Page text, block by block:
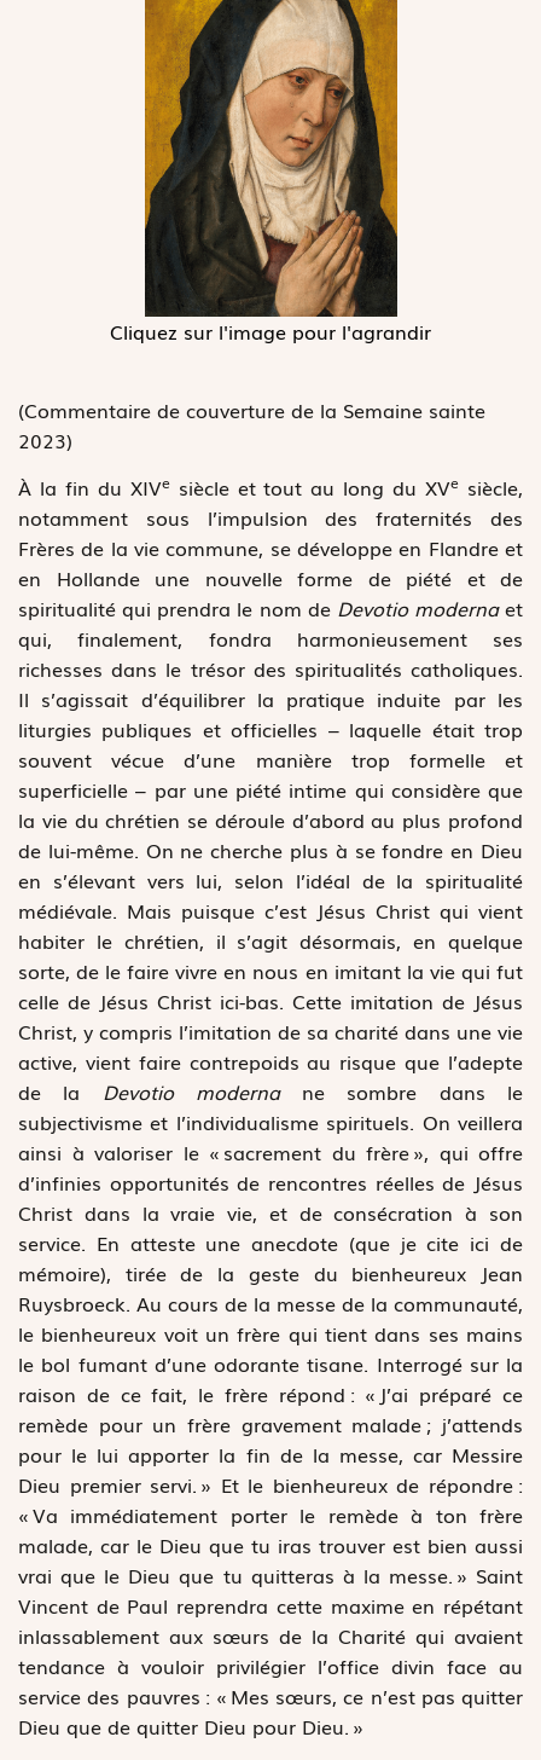
Cliquez sur l'image pour l'agrandir
(Commentaire de couverture de la Semaine sainte
2023)
À la fin du XIVesiècle et tout au long du XVe siècle,
notamment sous l’impulsion des fraternités des
Frères de la vie commune, se développe en Flandre et
en Hollande une nouvelle forme de piété et de
spiritualité qui prendra le nom de Devotio modernaet
qui, finalement, fondra harmonieusement ses
richesses dans le trésor des spiritualités catholiques.
Il s’agissait d’équilibrer la pratique induite par les
liturgies publiques et officielles – laquelle était trop
souvent vécue d’une manière trop formelle et
superficielle – par une piété intime qui considère que
la vie du chrétien se déroule d’abord au plus profond
de lui-même. On ne cherche plus à se fondre en Dieu
en s’élevant vers lui, selon l’idéal de la spiritualité
médiévale. Mais puisque c’est Jésus Christ qui vient
habiter le chrétien, il s’agit désormais, en quelque
sorte, de le faire vivre en nous en imitant la vie qui fut
celle de Jésus Christ ici-bas. Cette imitation de Jésus
Christ, y compris l’imitation de sa charité dans une vie
active, vient faire contrepoids au risque que l’adepte
de la Devotio modernane sombre dans le
subjectivisme et l’individualisme spirituels. On veillera
ainsi à valoriser le « sacrement du frère », qui offre
d’infinies opportunités de rencontres réelles de Jésus
Christ dans la vraie vie, et de consécration à son
service. En atteste une anecdote (que je cite ici de
mémoire), tirée de la geste du bienheureux Jean
Ruysbroeck. Au cours de la messe de la communauté,
le bienheureux voit un frère qui tient dans ses mains
le bol fumant d’une odorante tisane. Interrogé sur la
raison de ce fait, le frère répond : « J’ai préparé ce
remède pour un frère gravement malade ; j’attends
pour le lui apporter la fin de la messe, car Messire
Dieu premier servi. » Et le bienheureux de répondre :
« Va immédiatement porter le remède à ton frère
malade, car le Dieu que tu iras trouver est bien aussi
vrai que le Dieu que tu quitteras à la messe. » Saint
Vincent de Paul reprendra cette maxime en répétant
inlassablement aux sœurs de la Charité qui avaient
tendance à vouloir privilégier l’office divin face au
service des pauvres : « Mes sœurs, ce n’est pas quitter
Dieu que de quitter Dieu pour Dieu. »